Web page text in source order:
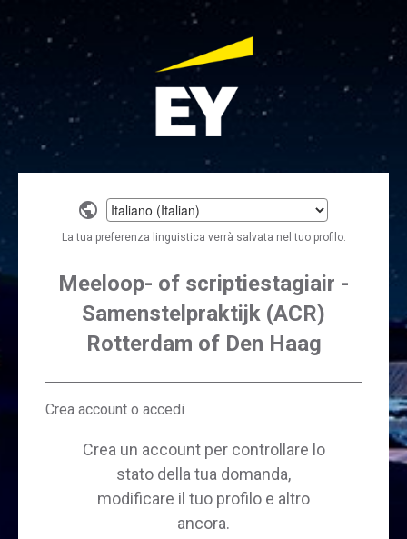
Select
a
language
La tua preferenza linguistica verrà salvata nel tuo profilo.
Meeloop- of scriptiestagiair -
Samenstelpraktijk (ACR)
Rotterdam of Den Haag
Crea account o accedi
Crea un account per controllare lo
stato della tua domanda,
modificare il tuo profilo e altro
ancora.